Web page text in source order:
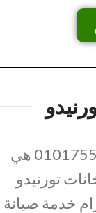
01017556655 هي
تورنيدو
خدمة صيانة